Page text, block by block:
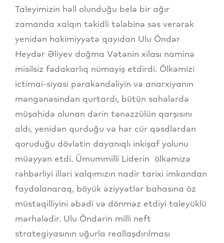
Taleyimizin həll olunduğu belə bir ağır
zamanda xalqın təkidli tələbinə səs verərək
yenidən hakimiyyətə qayıdan Ulu Öndər
Heydər Əliyev doğma Vətənin xilası naminə
misilsiz fədakarlıq nümayiş etdirdi. Ölkəmizi
ictimai-siyasi pərakəndəliyin və anarxiyanın
məngənəsindən qurtardı, bütün sahələrdə
müşahidə olunan dərin tənəzzülün qarşısını
aldı, yenidən qurduğu və hər cür qəsdlərdən
qoruduğu dövlətin dayanıqlı inkişaf yolunu
müəyyən etdi. Ümummilli Liderin ölkəmizə
rəhbərliyi illəri xalqımızın nadir tarixi imkandan
faydalanaraq, böyük əziyyətlər bahasına öz
müstəqilliyini əbədi və dönməz etdiyi taleyüklü
mərhələdir. Ulu Öndərin milli neft
strategiyasının uğurla reallaşdırılması